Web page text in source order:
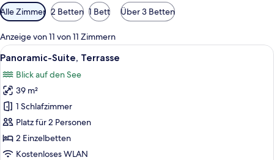
Verfügbare
Filter
für
Zimmer
Alle Zimmer 2 Betten 1 Bett Über 3 Betten
Anzeige von 11 von 11 Zimmern
Alle
Fotos
für
Panoramic-
Suite,
Terrasse
anzeigen
Ein modernes Hotelzimmer mit
7
Panoramic-Suite, Terrasse
Blick auf den See
39 m²
1 Schlafzimmer
Platz für 2 Personen
2 Einzelbetten
Kostenloses WLAN